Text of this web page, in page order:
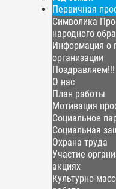
Первичная
Символика
народного
Информация о
организации
Поздравляем!!!
О нас
План работы
Мотивация
Социальное
Социальная
Охрана труда
Участие
акциях
Культурно-